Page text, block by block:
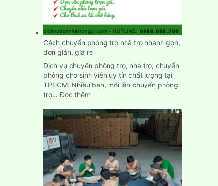
trạch
nhanh
chính
xác
Cách chuyển phòng trọ nhà trọ nhanh gọn,
đơn giản, giá rẻ
Dịch vụ chuyển phòng trọ, nhà trọ, chuyển
phòng cho sinh viên uy tín chất lượng tại
TPHCM: Nhiều bạn, mỗi lần chuyển phòng
trọ…Đọc thêm:
chuyển
phòng
trọ
nhà
trọ
nhanh
gọn,
đơn